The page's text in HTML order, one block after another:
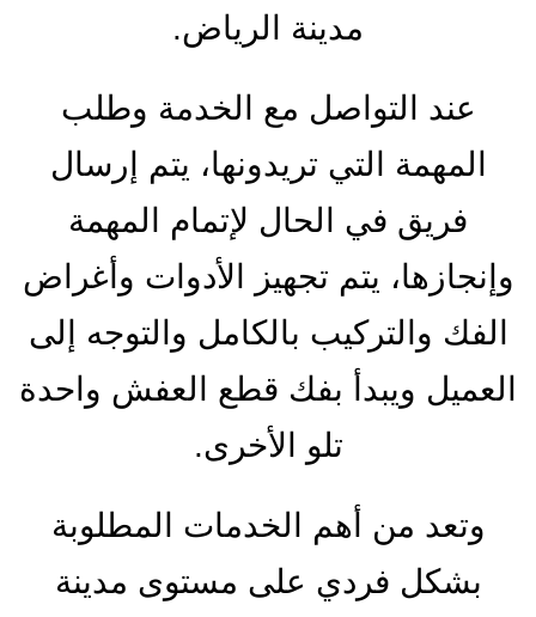
مدينة الرياض.
عند التواصل مع الخدمة وطلب
المهمة التي تريدونها، يتم إرسال
فريق في الحال لإتمام المهمة
وإنجازها، يتم تجهيز الأدوات وأغراض
الفك والتركيب بالكامل والتوجه إلى
العميل ويبدأ بفك قطع العفش واحدة
تلو الأخرى.
وتعد من أهم الخدمات المطلوبة
بشكل فردي على مستوى مدينة